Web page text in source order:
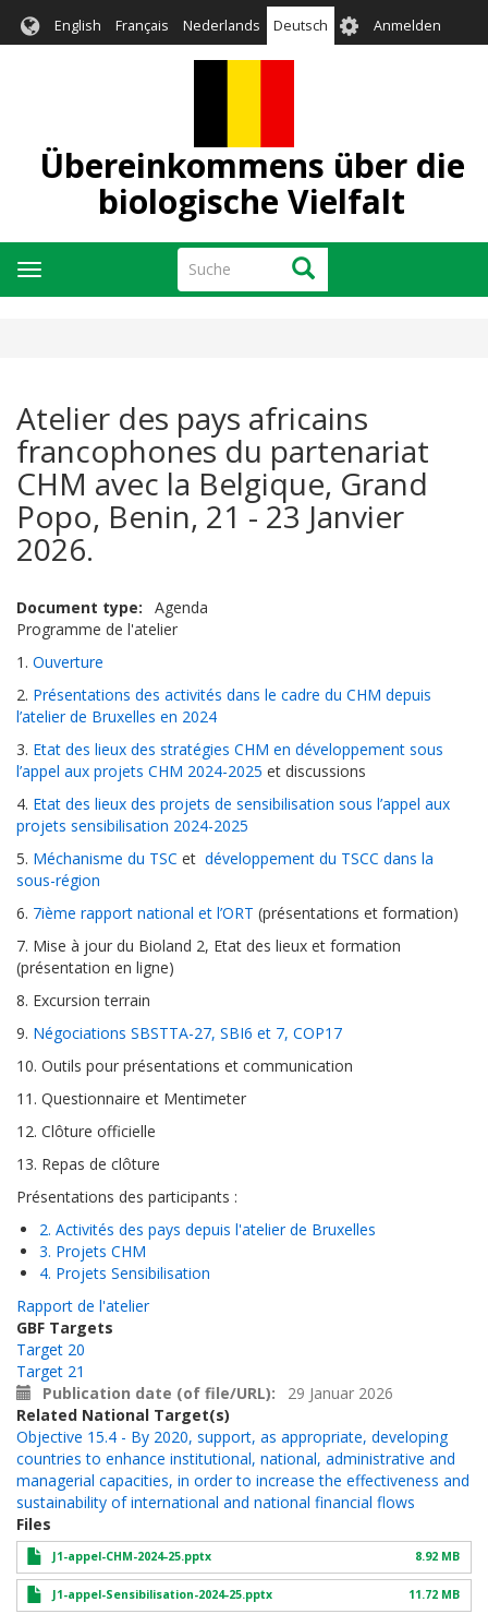
zum
English Français Nederlands Deutsch User
account
Anmelden
Übereinkommens über die
biologische Vielfalt
Suche Suche
Navigation
aktivieren/deaktivieren
Atelier des pays africains
francophones du partenariat
CHM avec la Belgique, Grand
Popo, Benin, 21 - 23 Janvier
2026.
Document type
Agenda
Programme de l'atelier
1. Ouverture
2. Présentations des activités dans le cadre du CHM depuis
l’atelier de Bruxelles en 2024
3. Etat des lieux des stratégies CHM en développement sous
l’appel aux projets CHM 2024-2025 et discussions
4. Etat des lieux des projets de sensibilisation sous l’appel aux
projets sensibilisation 2024-2025
5. Méchanisme du TSC et développement du TSCC dans la
sous-région
6. 7ième rapport national et l’ORT (présentations et formation)
7. Mise à jour du Bioland 2, Etat des lieux et formation
(présentation en ligne)
8. Excursion terrain
9. Négociations SBSTTA-27, SBI6 et 7, COP17
10. Outils pour présentations et communication
11. Questionnaire et Mentimeter
12. Clôture officielle
13. Repas de clôture
Présentations des participants :
2. Activités des pays depuis l'atelier de Bruxelles
3. Projets CHM
4. Projets Sensibilisation
Rapport de l'atelier
GBF Targets
Target 20
Target 21
Publication date (of file/URL)
29 Januar 2026
Related National Target(s)
Objective 15.4 - By 2020, support, as appropriate, developing
countries to enhance institutional, national, administrative and
managerial capacities, in order to increase the effectiveness and
sustainability of international and national financial flows
Files
J1-appel-CHM-2024-25.pptx 8.92 MB
J1-appel-Sensibilisation-2024-25.pptx 11.72 MB